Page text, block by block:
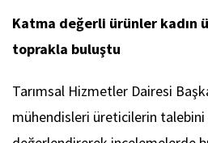
Katma değerli ürünler
toprakla buluştu
Tarımsal Hizmetler Dairesi
mühendisleri üreticilerin talebini